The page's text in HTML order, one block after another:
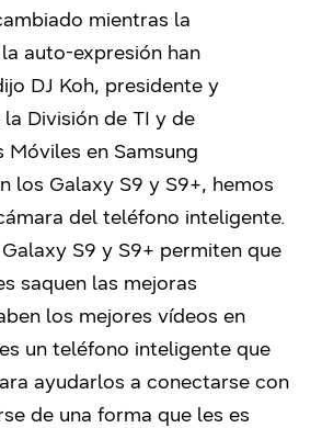
mientras la
auto-expresión han
DJ Koh, presidente y
División de TI y de
Móviles en Samsung
los Galaxy S9 y S9+, hemos
del teléfono inteligente.
S9 y S9+ permiten que
saquen las mejoras
los mejores vídeos en
un teléfono inteligente que
ayudarlos a conectarse con
de una forma que les es